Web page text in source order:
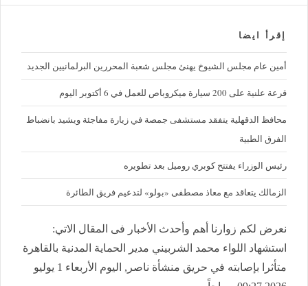
إقرأ ايضا
أمين عام مجلس الشيوخ يهنئ مجلس شعبة المحررين البرلمانيين الجديد
قرعة علنية على 200 سيارة ميكروباص للعمل في 6 أكتوبر اليوم
محافظ الدقهلية يتفقد مستشفى جمصة في زيارة مفاجئة ويشيد بانضباط
الفرق الطبية
رئيس الوزراء يفتتح كوبري روميل بعد تطويره
الزمالك يتعاقد مع معاذ مصطفى «بولو» لتدعيم فريق الطائرة
نعرض لكم زوارنا أهم وأحدث الأخبار فى المقال الاتي:
استشهاد اللواء محمد الشربيني مدير الحماية المدنية بالقاهرة
متأثرا بإصابته في حريق منشأة ناصر, اليوم الأربعاء 1 يوليو